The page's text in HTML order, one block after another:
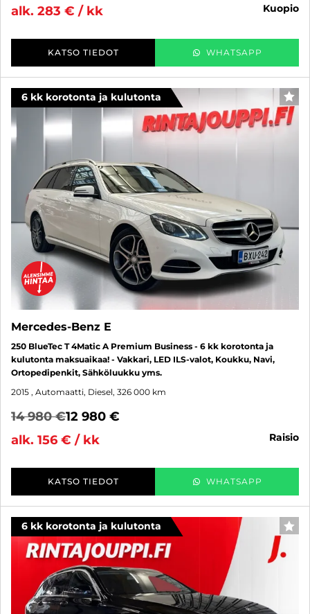
alk. 283 € / kk
kuopio
KATSO TIEDOT WHATSAPP
6 kk korotonta ja kulutonta
Mercedes-Benz E
250 BlueTec T 4Matic A Premium Business - 6 kk korotonta ja
kulutonta maksuaikaa! - Vakkari, LED ILS-valot, Koukku, Navi,
Ortopedipenkit, Sähköluukku yms.
2015 , Automaatti, Diesel, 326 000 km
14 980 €12 980 €
alk. 156 € / kk
raisio
KATSO TIEDOT WHATSAPP
6 kk korotonta ja kulutonta